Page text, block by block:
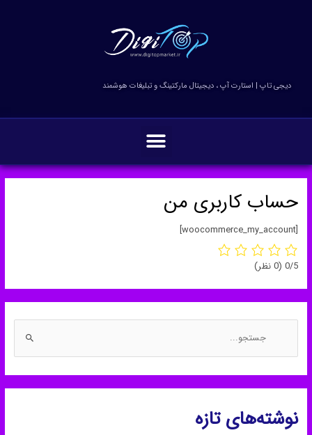
دیجی تاپ | استارت آپ ، دیجیتال مارکتینگ و تبلیغات هوشمند
منو
حساب کاربری من
[woocommerce_my_account]
‫0/5 ‫(0 نظر)
س
ت
ج
و
بنوشته‌های تازه